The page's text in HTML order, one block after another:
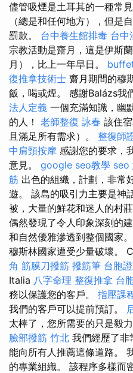
儘管吸煙是土耳其的一種常
（總是和任何地方），但是
罰款。 台中養生館排毒 台中
宗教活動是齋月，這是伊斯
月），比上一年早日。
復推拿技術士 齋月期間的穆
飯，喝或煙。 感謝Balázs我
法人定義 一個充滿知識，幽
的人！ 老師整復 詠春 該住
且滿足所有需求）。 整復師
中肩頸按摩 感謝您的要求，
意見。 google seo教學 seo
筋 出色的組織，計劃，非常
遊。 該島的吸引力主要是神
被，大量的鮮花和迷人的村
偶然發現了令人印象深刻的
和自然優雅滲透到整個國家
穆斯林國家遭受少量破壞。
角 筋膜刀撥筋 撥筋筆 台胞
Italia 八字命理 整復推拿 台
務以保護您的客戶。 指壓課
我們的客戶可以提前預訂。
太棒了，您所需要的只是毅
臉部撥筋 竹北 我們經歷了非
能向所有人推薦這條道路。
的專業組織。 該程序多樣而